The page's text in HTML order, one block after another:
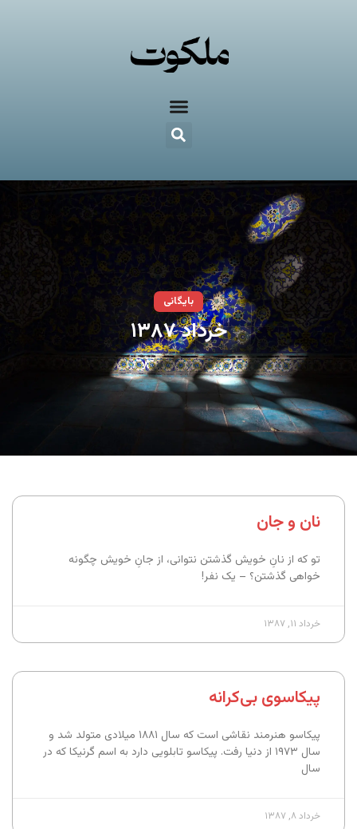
بایگانی
خرداد ۱۳۸۷
نان و جان
تو که از نانِ خویش گذشتن نتوانی، از جانِ خویش چگونه
خواهی گذشتن؟ – یک نفر!
خرداد ۱۱, ۱۳۸۷
پیکاسوی بی‌کرانه
پیکاسو هنرمند نقاشی است که سال ۱۸۸۱ میلادی متولد شد و
سال ۱۹۷۳ از دنیا رفت. پیکاسو تابلویی دارد به اسم گرنیکا که در
سال
خرداد ۸, ۱۳۸۷